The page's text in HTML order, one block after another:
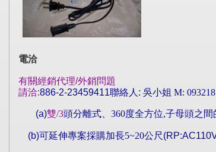
電洽
有關經銷代理/外銷問題
請洽:886-2-23459411聯絡人 : 吳小姐 M:
(a)雙/3頭分離式、360度全方位,子母頭之間
(b)可延伸專案採購加長5~20公尺 (RP: